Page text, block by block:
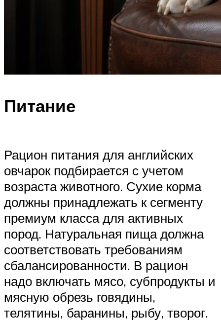
Питание
Рацион питания для английских
овчарок подбирается с учетом
возраста животного. Сухие корма
должны принадлежать к сегменту
премиум класса для активных
пород. Натуральная пища должна
соответствовать требованиям
сбалансированности. В рацион
надо включать мясо, субпродукты и
мясную обрезь говядины,
телятины, баранины, рыбу, творог.